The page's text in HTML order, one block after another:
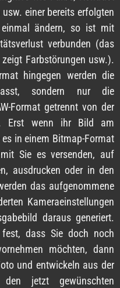
einer bereits erfolgten
einmal ändern, so ist mit
verbunden (das
Farbstörungen usw.).
hingegen werden die
sondern nur die
Format getrennt von der
Erst wenn ihr Bild am
in einem Bitmap-Format
Sie es versenden, auf
ausdrucken oder in den
das aufgenommene
Kameraeinstellungen
daraus generiert.
dass Sie doch noch
möchten, dann
und entwickeln aus der
jetzt gewünschten